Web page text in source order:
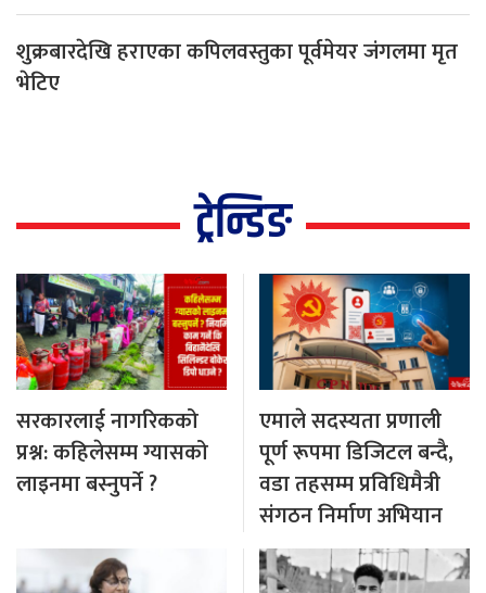
शुक्रबारदेखि हराएका कपिलवस्तुका पूर्वमेयर जंगलमा मृत
भेटिए
ट्रेन्डिङ
सरकारलाई नागरिकको
प्रश्न: कहिलेसम्म ग्यासको
लाइनमा बस्नुपर्ने ?
एमाले सदस्यता प्रणाली
पूर्ण रूपमा डिजिटल बन्दै,
वडा तहसम्म प्रविधिमैत्री
संगठन निर्माण अभियान